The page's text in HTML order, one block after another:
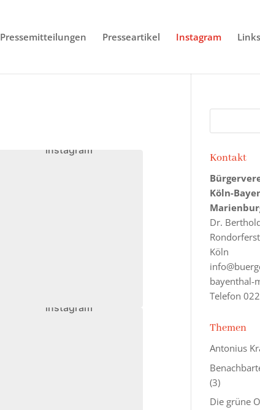
Pressemitteilungen Presseartikel Instagram Links
Kontakt
Köln-
Dr.
Köln
bayenthal-
Telefon
Themen
Antonius
(3)
Die grüne